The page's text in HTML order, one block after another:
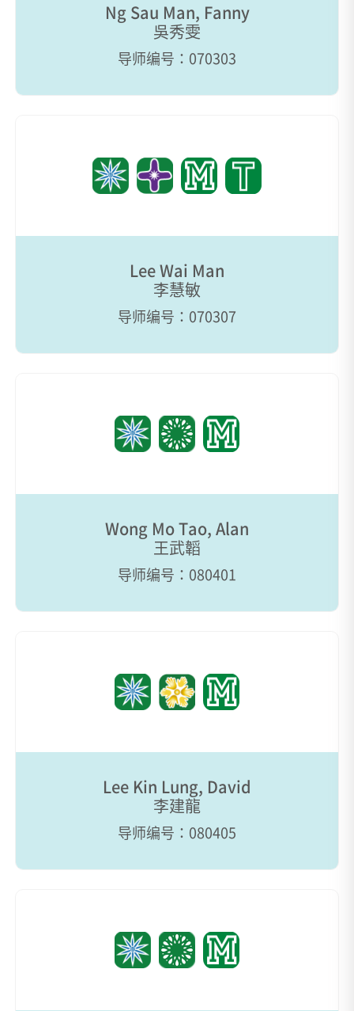
Ng Sau Man, Fanny
吳秀雯
导师编号：070303
Lee Wai Man
李慧敏
导师编号：070307
Wong Mo Tao, Alan
王武韜
导师编号：080401
Lee Kin Lung, David
李建龍
导师编号：080405